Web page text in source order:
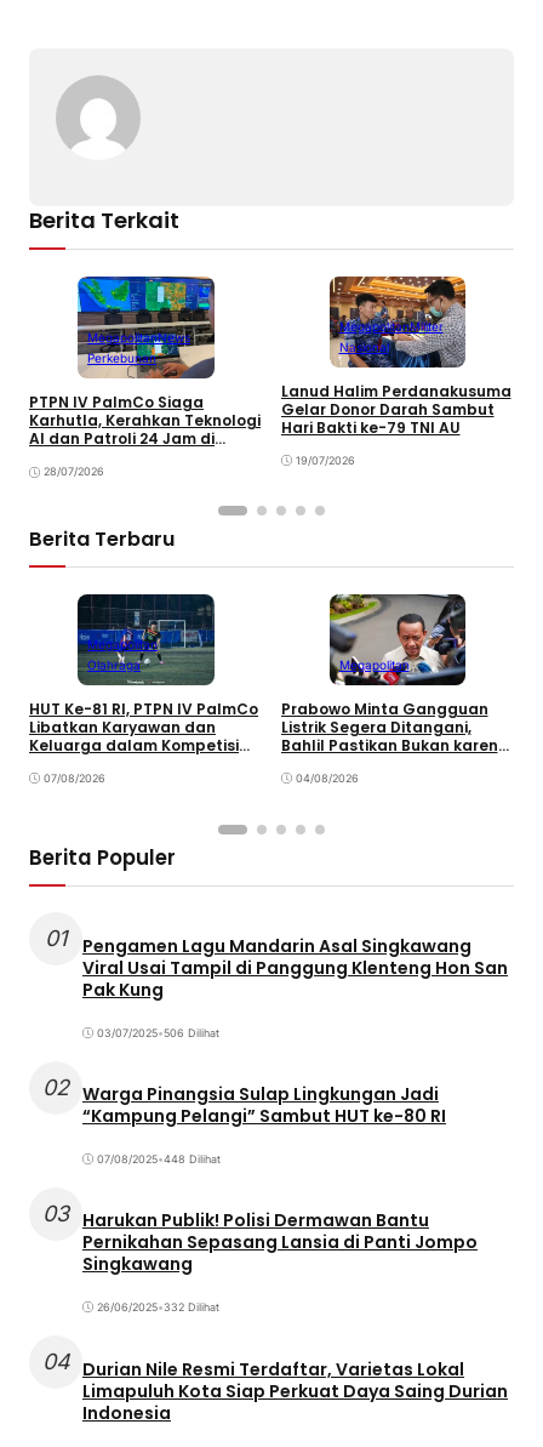
n
k
Berita Terkait
MegapolitanNews
Perkebunan
PTPN IV PalmCo Siaga
Karhutla, Kerahkan Teknologi
AI dan Patroli 24 Jam di
28/07/2026
MegapolitanMiliter
Nasional
Lanud Halim Perdanakusuma
Gelar Donor Darah Sambut
Hari Bakti ke-79 TNI AU
19/07/2026
Berita Terbaru
Megapolitan
Olahraga
HUT Ke-81 RI, PTPN IV PalmCo
Libatkan Karyawan dan
Keluarga dalam Kompetisi
07/08/2026
Megapolitan
Prabowo Minta Gangguan
Listrik Segera Ditangani,
Bahlil Pastikan Bukan karena
04/08/2026
Berita Populer
01
Pengamen Lagu Mandarin Asal Singkawang
Viral Usai Tampil di Panggung Klenteng Hon San
Pak Kung
03/07/2025•506 Dilihat
02 Warga Pinangsia Sulap Lingkungan Jadi
“Kampung Pelangi” Sambut HUT ke-80 RI
07/08/2025•448 Dilihat
03 Harukan Publik! Polisi Dermawan Bantu
Pernikahan Sepasang Lansia di Panti Jompo
Singkawang
26/06/2025•332 Dilihat
04 Durian Nile Resmi Terdaftar, Varietas Lokal
Limapuluh Kota Siap Perkuat Daya Saing Durian
Indonesia